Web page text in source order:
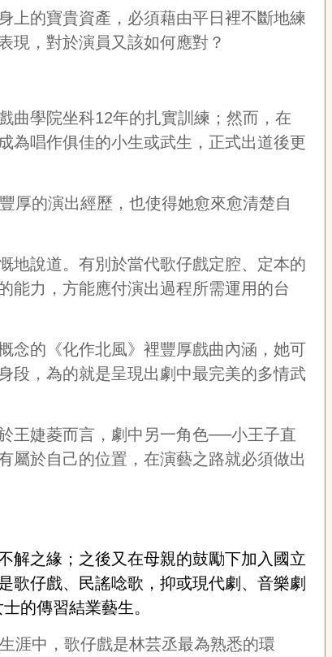
上的寶貴資產，必須藉由平日裡不斷地練
現，對於演員又該如何應對？
曲學院坐科12年的扎實訓練；然而，在
為唱作俱佳的小生或武生，正式出道後更
厚的演出經歷，也使得她愈來愈清楚自
地說道。有別於當代歌仔戲定腔、定本的
能力，方能應付演出過程所需運用的台
念的《化作北風》裡豐厚戲曲內涵，她可
段，為的就是呈現出劇中最完美的多情武
王婕菱而言，劇中另一角色──小王子直
屬於自己的位置，在演藝之路就必須做出
解之緣；之後又在母親的鼓勵下加入國立
歌仔戲、民謠唸歌，抑或現代劇、音樂劇
的傳習結業藝生。
涯中，歌仔戲是林芸丞最為熟悉的環